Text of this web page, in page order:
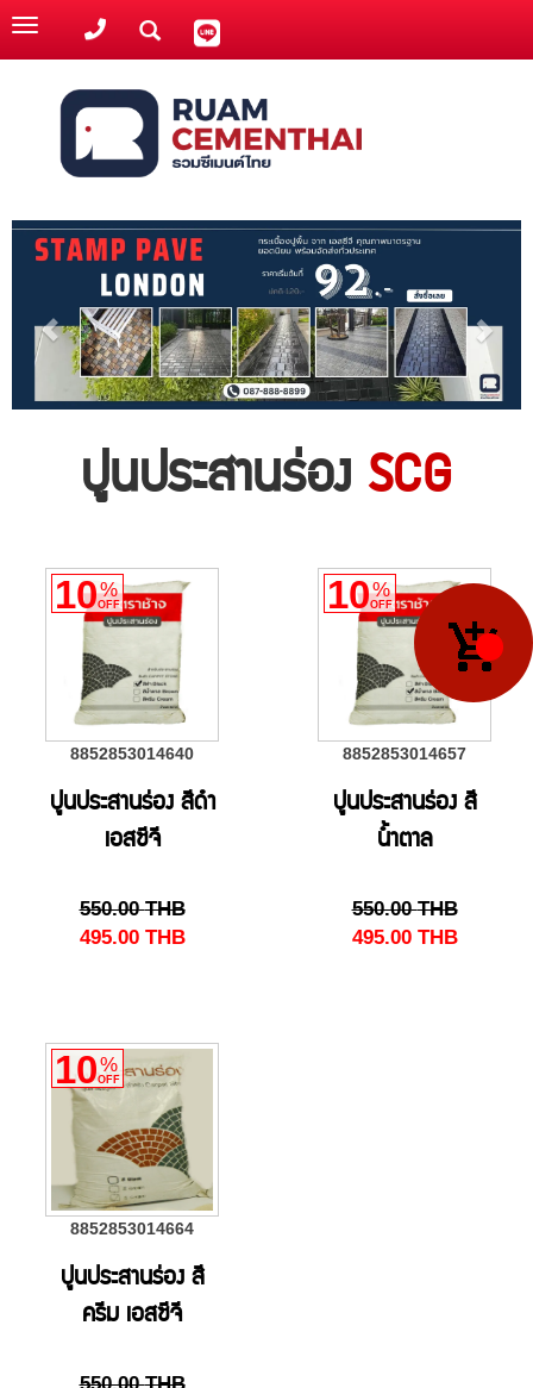
Toggle
navigation
ปูนประสานร่อง SCG
10%
OFF
8852853014640
ปูนประสานร่อง สีดำ
เอสซีจี
550.00 THB
495.00 THB
10%
OFF
8852853014657
ปูนประสานร่อง สี
น้ำตาล
550.00 THB
495.00 THB
10%
OFF
8852853014664
ปูนประสานร่อง สี
ครีม เอสซีจี